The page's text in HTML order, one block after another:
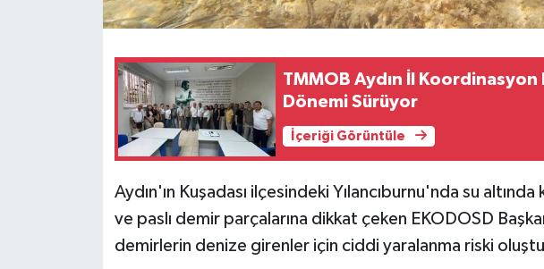
TMMOB Aydın İl Koordinasyon
Dönemi Sürüyor
İçeriği Görüntüle
Aydın'ın Kuşadası ilçesindeki Yılancıburnu'nda su
ve paslı demir parçalarına dikkat çeken EKODOSD
demirlerin denize girenler için ciddi yaralanma riski